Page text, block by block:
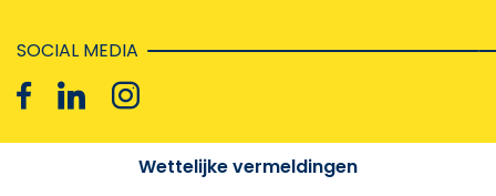
SOCIAL MEDIA
Wettelijke vermeldingen